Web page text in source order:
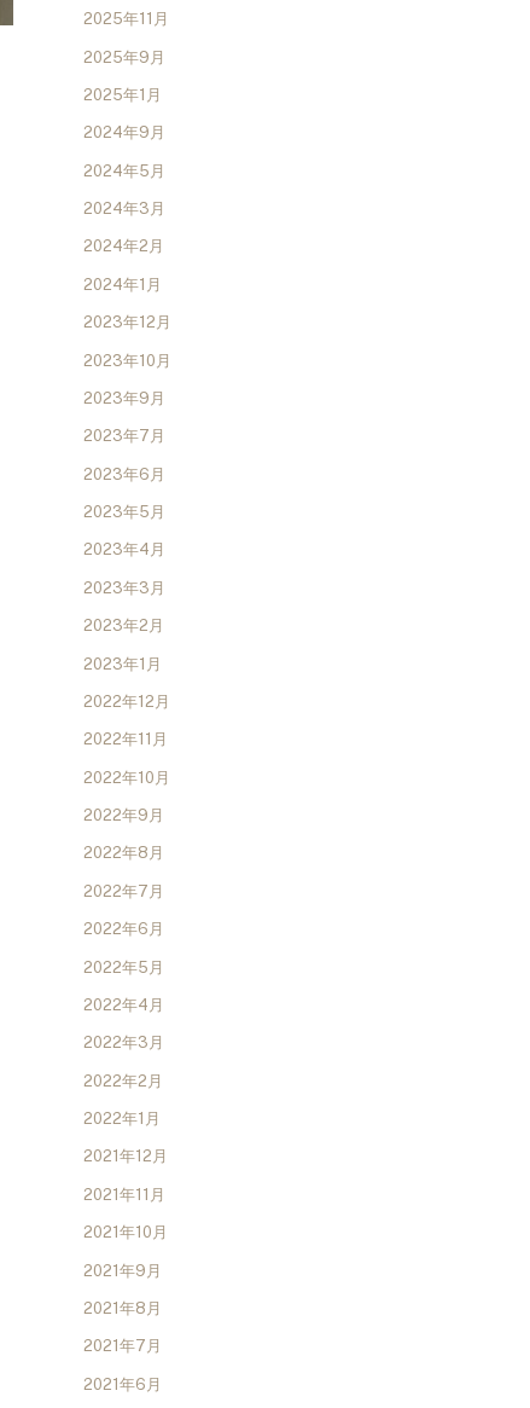
2025年11月
2025年9月
2025年1月
2024年9月
2024年5月
2024年3月
2024年2月
2024年1月
2023年12月
2023年10月
2023年9月
2023年7月
2023年6月
2023年5月
2023年4月
2023年3月
2023年2月
2023年1月
2022年12月
2022年11月
2022年10月
2022年9月
2022年8月
2022年7月
2022年6月
2022年5月
2022年4月
2022年3月
2022年2月
2022年1月
2021年12月
2021年11月
2021年10月
2021年9月
2021年8月
2021年7月
2021年6月